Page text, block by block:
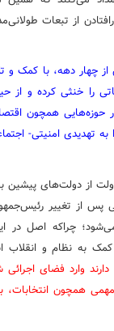
از تبعات
از چهار دهه، با کمک
را خنثی کرده و از
حوزه‌هایی همچون
تهدیدی امنیتی-
از دولت‌های پیشین
پس از تغییر
چراکه اصل در
به نظام و انقلاب
وارد فضای
همچون انتخابات،